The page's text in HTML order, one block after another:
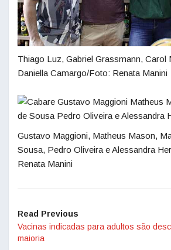
Thiago Luz, Gabriel Grassmann, Carol
Daniella Camargo/Foto: Renata Manini
Gustavo Maggioni, Matheus Mason,
Sousa, Pedro Oliveira e Alessandra
Renata Manini
Read Previous
Vacinas indicadas para adultos são
maioria